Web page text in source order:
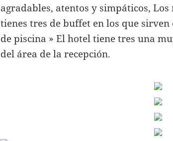
agradables, atentos y simpáticos,
tienes tres de buffet en los que sirven
de piscina » El hotel tiene tres una
del área de la recepción.